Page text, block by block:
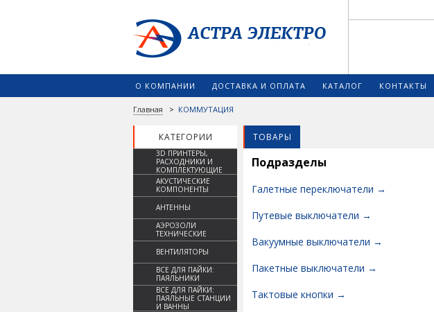
О КОМПАНИИ ДОСТАВКА И ОПЛАТА КАТАЛОГ КОНТАКТЫ
Главная > КОММУТАЦИЯ
КАТЕГОРИИ ТОВАРЫ
3D ПРИНТЕРЫ,
РАСХОДНИКИ И
КОМПЛЕКТУЮЩИЕ
АКУСТИЧЕСКИЕ
КОМПОНЕНТЫ
АНТЕННЫ
АЭРОЗОЛИ
ТЕХНИЧЕСКИЕ
ВЕНТИЛЯТОРЫ
ВСЕ ДЛЯ ПАЙКИ:
ПАЯЛЬНИКИ
ВСЕ ДЛЯ ПАЙКИ:
ПАЯЛЬНЫЕ СТАНЦИИ
И ВАННЫ
Подразделы
Галетные переключатели →
Путевые выключатели →
Вакуумные выключатели →
Пакетные выключатели →
Тактовые кнопки →